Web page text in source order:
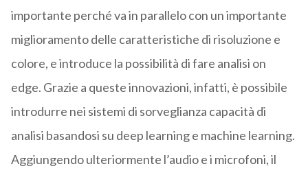
importante perché va in parallelo con un importante
miglioramento delle caratteristiche di risoluzione e
colore, e introduce la possibilità di fare analisi on
edge. Grazie a queste innovazioni, infatti, è possibile
introdurre nei sistemi di sorveglianza capacità di
analisi basandosi su deep learning e machine learning.
Aggiungendo ulteriormente l’audio e i microfoni, il